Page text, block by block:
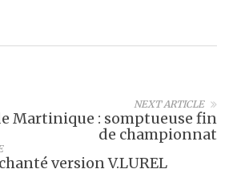
NEXT ARTICLE
Martinique : somptueuse fin
de championnat
version V.LUREL